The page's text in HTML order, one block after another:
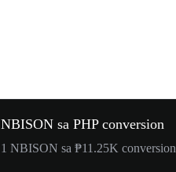
NBISON sa PHP conversion
1 NBISON sa ₱11.25K conversion